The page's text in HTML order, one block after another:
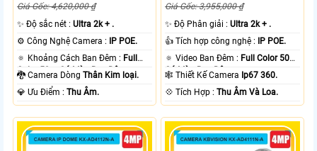
Giá Gốc: 4,620,000 ₫
✨ Độ sắc nét :Ultra 2k + .
⚙ Công Nghệ Camera :
IP POE.
🔅 Khoảng Cách Ban Đêm : Full
Color 50m Có Màu Ban Ðêm.
🐉️ Camera DòngThân Kim loại.
️💎 Ưu Điểm :Thu Âm.
Giá Gốc: 3,955,000 ₫
✨ Độ Phân giải :Ultra 2k + .
👍 Tích hợp công nghệ :
IP POE.
🔅 Video Ban Đêm : Full Color 50m
Có Màu Ban Ðêm.
🕸️ Thiết Kế Camera Ip67 360.
️💠 Tích Hợp :Thu Âm Và Loa.